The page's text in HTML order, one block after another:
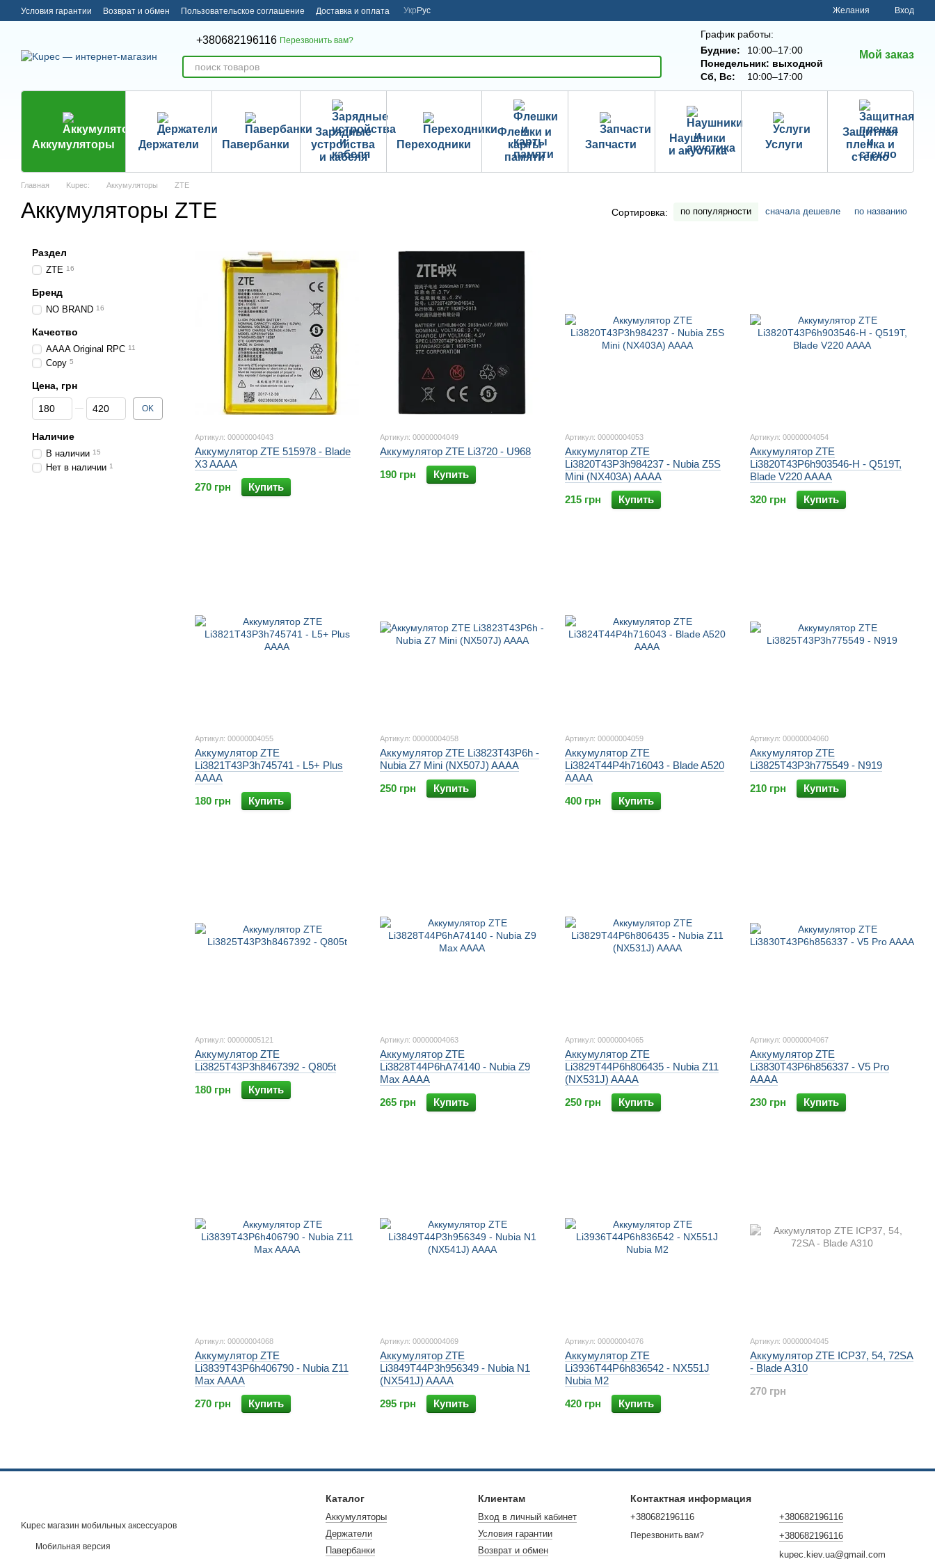
Перейти к основному контенту
Условия гарантии Возврат и обмен Пользовательское соглашение Доставка и оплата Укр Рус Желания Вход
+380682196116 Перезвонить вам?
График работы:
Будние:
10:00–17:00
Понедельник: выходной
Сб, Вс:
10:00–17:00
Мой заказ
Аккумуляторы Держатели Павербанки
Зарядные
устройства
и кабеля
Переходники
Флешки и
карты
памяти
Запчасти
Наушники
и акустика
Услуги
Защитная
пленка и
стекло
Главная Kupec: Аккумуляторы ZTE
Аккумуляторы ZTE Сортировка: по популярности сначала дешевле по названию
Артикул: 00000004043
Аккумулятор ZTE 515978 - Blade
X3 AAAA
270 грн
Купить
Артикул: 00000004049
Аккумулятор ZTE Li3720 - U968
190 грн
Купить
Артикул: 00000004053
Аккумулятор ZTE
Li3820T43P3h984237 - Nubia Z5S
Mini (NX403A) AAAA
215 грн
Купить
Артикул: 00000004054
Аккумулятор ZTE
Li3820T43P6h903546-H - Q519T,
Blade V220 AAAA
320 грн
Купить
Артикул: 00000004055
Аккумулятор ZTE
Li3821T43P3h745741 - L5+ Plus
AAAA
180 грн
Купить
Артикул: 00000004058
Аккумулятор ZTE Li3823T43P6h -
Nubia Z7 Mini (NX507J) AAAA
250 грн
Купить
Артикул: 00000004059
Аккумулятор ZTE
Li3824T44P4h716043 - Blade A520
AAAA
400 грн
Купить
Артикул: 00000004060
Аккумулятор ZTE
Li3825T43P3h775549 - N919
210 грн
Купить
Артикул: 00000005121
Аккумулятор ZTE
Li3825T43P3h8467392 - Q805t
180 грн
Купить
Артикул: 00000004063
Аккумулятор ZTE
Li3828T44P6hA74140 - Nubia Z9
Max AAAA
265 грн
Купить
Артикул: 00000004065
Аккумулятор ZTE
Li3829T44P6h806435 - Nubia Z11
(NX531J) AAAA
250 грн
Купить
Артикул: 00000004067
Аккумулятор ZTE
Li3830T43P6h856337 - V5 Pro
AAAA
230 грн
Купить
Артикул: 00000004068
Аккумулятор ZTE
Li3839T43P6h406790 - Nubia Z11
Max AAAA
270 грн
Купить
Артикул: 00000004069
Аккумулятор ZTE
Li3849T44P3h956349 - Nubia N1
(NX541J) AAAA
295 грн
Купить
Артикул: 00000004076
Аккумулятор ZTE
Li3936T44P6h836542 - NX551J
Nubia M2
420 грн
Купить
Артикул: 00000004045
Аккумулятор ZTE ICP37, 54, 72SA
- Blade A310
270 грн
Раздел
ZTE 16
Бренд
NO BRAND 16
Качество
AAAA Original RPC 11
Copy 5
Цена, грн
От Цена, грн
До Цена, грн OK
Наличие
В наличии 15
Нет в наличии 1
Kupec магазин мобильных аксессуаров
Мобильная версия
Каталог
Аккумуляторы
Держатели
Павербанки
Клиентам
Вход в личный кабинет
Условия гарантии
Возврат и обмен
Контактная информация
+380682196116
Перезвонить вам?
+380682196116
+380682196116
kupec.kiev.ua@gmail.com